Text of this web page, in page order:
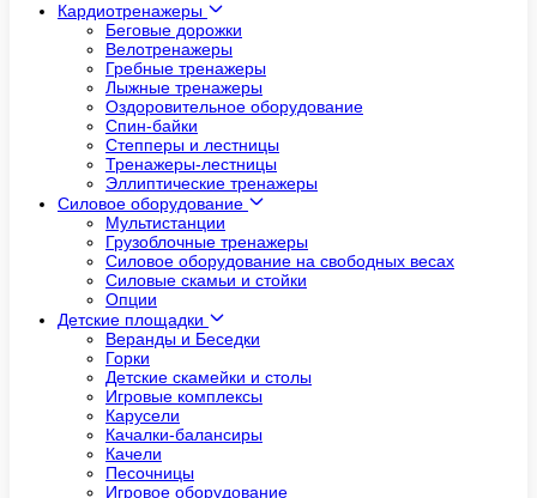
Кардиотренажеры
Беговые дорожки
Велотренажеры
Гребные тренажеры
Лыжные тренажеры
Оздоровительное оборудование
Спин-байки
Степперы и лестницы
Тренажеры-лестницы
Эллиптические тренажеры
Силовое оборудование
Мультистанции
Грузоблочные тренажеры
Силовое оборудование на свободных весах
Силовые скамьи и стойки
Опции
Детские площадки
Веранды и Беседки
Горки
Детские скамейки и столы
Игровые комплексы
Карусели
Качалки-балансиры
Качели
Песочницы
Игровое оборудование